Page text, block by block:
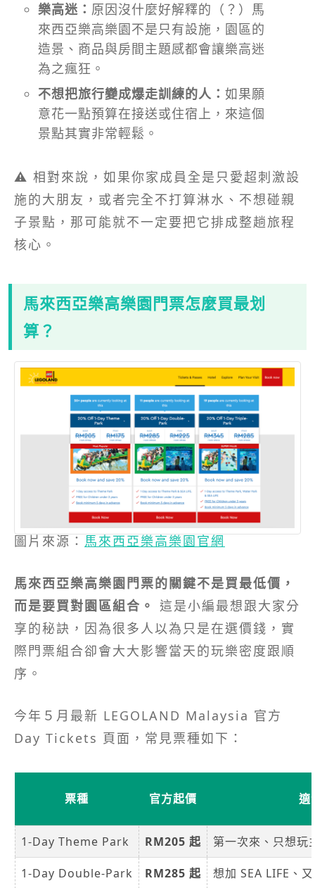
樂高迷： 原因沒什麼好解釋的（？）馬
來西亞樂高樂園不是只有設施，園區的
造景、商品與房間主題感都會讓樂高迷
為之瘋狂。
不想把旅行變成爆走訓練的人： 如果願
意花一點預算在接送或住宿上，來這個
景點其實非常輕鬆。
⚠️ 相對來說，如果你家成員全是只愛超刺激設
施的大朋友，或者完全不打算淋水、不想碰親
子景點，那可能就不一定要把它排成整趟旅程
核心。
馬來西亞樂高樂園門票怎麼買最划
算？
圖片來源： 馬來西亞樂高樂園官網
馬來西亞樂高樂園門票的關鍵不是買最低價，
而是要買對園區組合。 這是小編最想跟大家分
享的秘訣，因為很多人以為只是在選價錢，實
際門票組合卻會大大影響當天的玩樂密度跟順
序。
今年５月最新 LEGOLAND Malaysia 官方
Day Tickets 頁面，常見票種如下：
票種 官方起價 適
1-Day Theme Park RM205 起 第一次來、只想玩
1-Day Double-Park RM285 起 想加 SEA LIFE、